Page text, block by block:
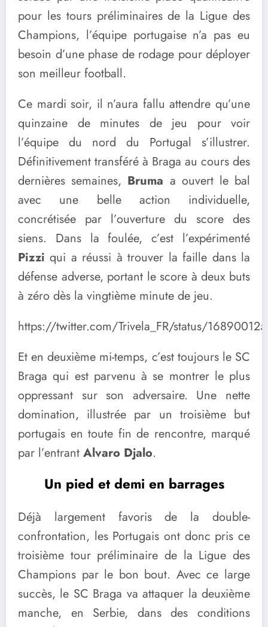
pour les tours préliminaires de la Ligue des
Champions, l’équipe portugaise n’a pas eu
besoin d’une phase de rodage pour déployer
son meilleur football.
Ce mardi soir, il n’aura fallu attendre qu’une
quinzaine de minutes de jeu pour voir
l’équipe du nord du Portugal s’illustrer.
Définitivement transféré à Braga au cours des
dernières semaines, Bruma a ouvert le bal
avec une belle action individuelle,
concrétisée par l’ouverture du score des
siens. Dans la foulée, c’est l’expérimenté
Pizzi qui a réussi à trouver la faille dans la
défense adverse, portant le score à deux buts
à zéro dès la vingtième minute de jeu.
https://twitter.com/Trivela_FR/status/
Et en deuxième mi-temps, c’est toujours le SC
Braga qui est parvenu à se montrer le plus
oppressant sur son adversaire. Une nette
domination, illustrée par un troisième but
portugais en toute fin de rencontre, marqué
par l’entrant Alvaro Djalo.
Un pied et demi en barrages
Déjà largement favoris de la double-
confrontation, les Portugais ont donc pris ce
troisième tour préliminaire de la Ligue des
Champions par le bon bout. Avec ce large
succès, le SC Braga va attaquer la deuxième
manche, en Serbie, dans des conditions